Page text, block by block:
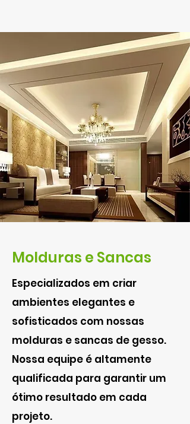
Molduras e Sancas
Especializados em criar
ambientes elegantes e
sofisticados com nossas
molduras e sancas de gesso.
Nossa equipe é altamente
qualificada para garantir um
ótimo resultado em cada
projeto.